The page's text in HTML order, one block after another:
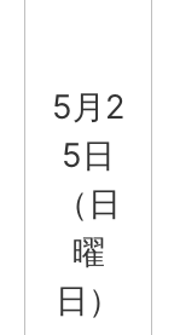
5月2
5日
（日
曜
日）